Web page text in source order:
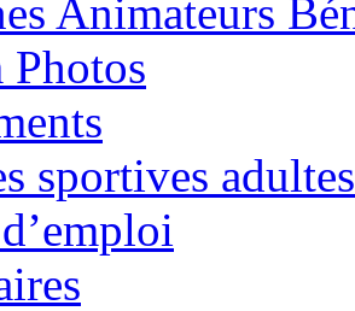
Animateurs
sportives adultes